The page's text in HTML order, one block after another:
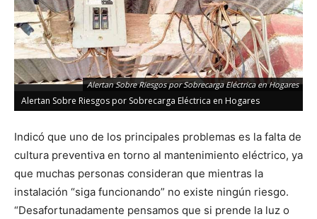
Alertan Sobre Riesgos por Sobrecarga Eléctrica en Hogares
Alertan Sobre Riesgos por Sobrecarga Eléctrica en Hogares
Indicó que uno de los principales problemas es la falta de
cultura preventiva en torno al mantenimiento eléctrico, ya
que muchas personas consideran que mientras la
instalación “siga funcionando” no existe ningún riesgo.
“Desafortunadamente pensamos que si prende la luz o